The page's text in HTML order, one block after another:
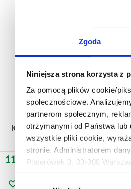
Zgoda
Niniejsza strona korzysta z
Za pomocą plików cookie/
społecznościowe.
partnerom społecznym,
otrzymanymi od Państwa
wszystkie pliki cookie,
stronie. Administratorem
Platerówek 3, 03-308
Prywatności.
Ten baner umożliwia
Wybór
KIKKOMAN Sos sojowy
150 ml
11,99 zł Ilość +
-